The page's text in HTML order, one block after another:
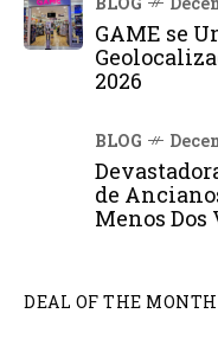
GAME se
2026
BLOG
de
Menos
DEAL OF THE MONTH